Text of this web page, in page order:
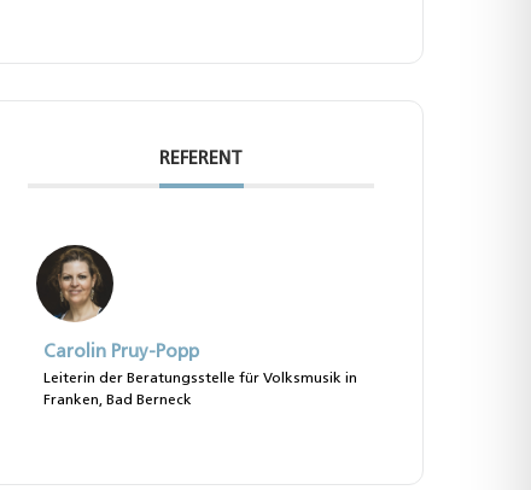
REFERENT
Carolin Pruy-Popp
Leiterin der Beratungsstelle für Volksmusik in
Franken, Bad Berneck